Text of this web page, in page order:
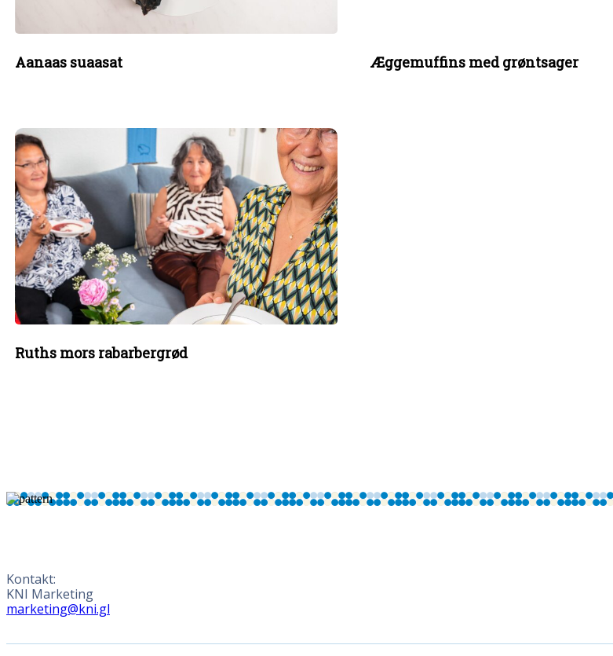
Aanaas suaasat Æggemuffins med grøntsager
Ruths mors rabarbergrød
Kontakt:
KNI Marketing
marketing@kni.gl